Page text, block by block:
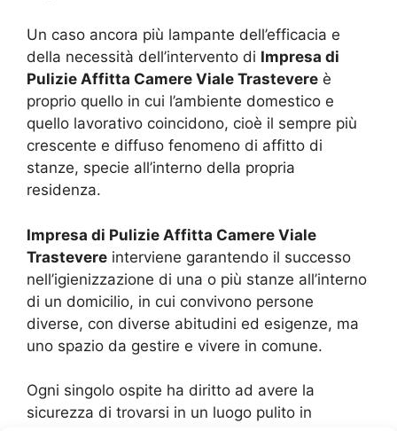
Un caso ancora più lampante dell’efficacia e
della necessità dell’intervento di Impresa di
Pulizie Affitta Camere Viale Trastevere è
proprio quello in cui l’ambiente domestico e
quello lavorativo coincidono, cioè il sempre più
crescente e diffuso fenomeno di affitto di
stanze, specie all’interno della propria
residenza.
Impresa di Pulizie Affitta Camere Viale
Trastevere interviene garantendo il successo
nell’igienizzazione di una o più stanze all’interno
di un domicilio, in cui convivono persone
diverse, con diverse abitudini ed esigenze, ma
uno spazio da gestire e vivere in comune.
Ogni singolo ospite ha diritto ad avere la
sicurezza di trovarsi in un luogo pulito in